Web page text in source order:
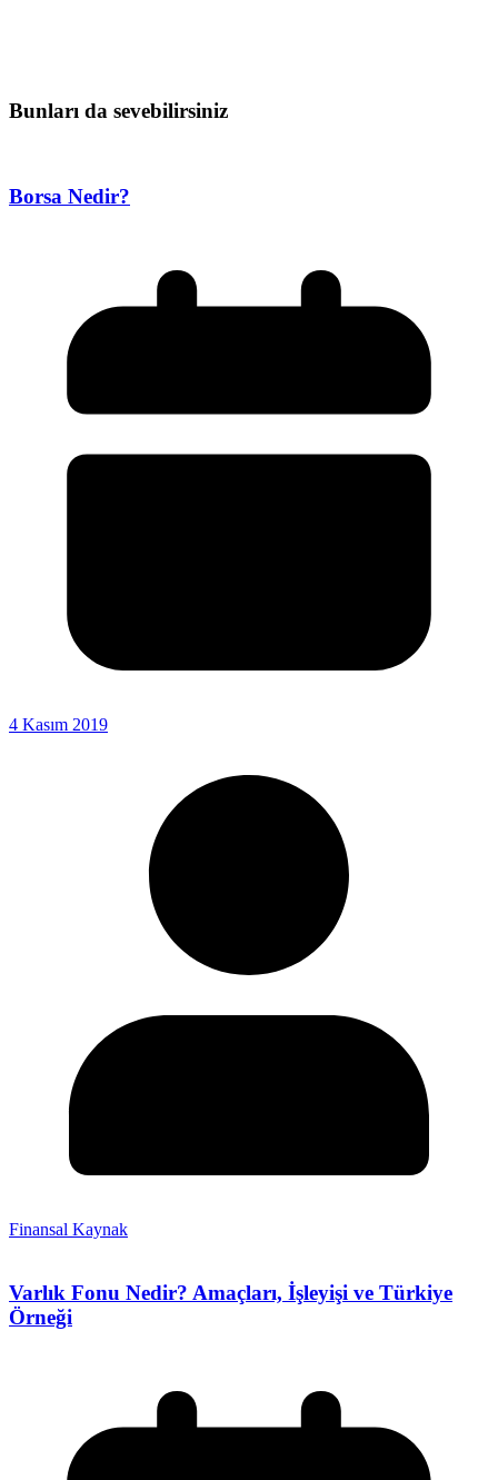
Bunları da sevebilirsiniz
Borsa Nedir?
4 Kasım 2019
Finansal Kaynak
Varlık Fonu Nedir? Amaçları, İşleyişi ve Türkiye
Örneği